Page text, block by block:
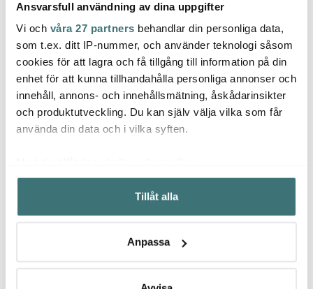
Ansvarsfull användning av dina uppgifter
Vi och våra 27 partners behandlar din personliga data,
som t.ex. ditt IP-nummer, och använder teknologi såsom
cookies för att lagra och få tillgång till information på din
enhet för att kunna tillhandahålla personliga annonser och
innehåll, annons- och innehållsmätning, åskådarinsikter
och produktutveckling. Du kan själv välja vilka som får
använda din data och i vilka syften.
Samla in information om din geografiska plats som
kan ha en noggrannhet på upp till flera meter
Identifiera din enhet genom att aktivt skanna den för
Ta reda på mer om hur dina personliga uppgifter
Du kan ändra eller dra tillbaka ditt samtycke när som
Tillåt alla
Anpassa
BRA DEAL
Våra mest älskade produkter med ett ständigt
utmärkt pris
BRA DEAL